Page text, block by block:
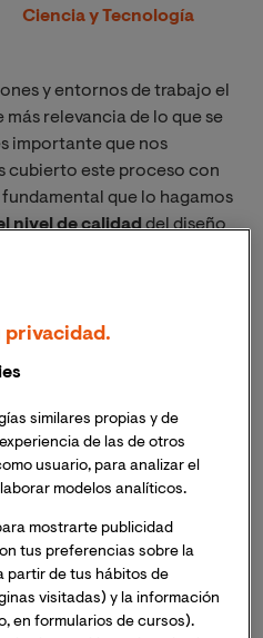
Ciencia y Tecnología
y entornos de trabajo el
relevancia de lo que se
importante que nos
cubierto este proceso con
que lo hagamos
nivel de calidaddel diseño
posteriores, así
en el futuro
de datos. ¿Pero cómo
mejor resultado para
consejos como los
continuación.
gratuita: Lo que
estudiar informática
privacidad.
similares propias y de
de las de otros
usuario, para analizar el
modelos analíticos.
mostrarte publicidad
tus preferencias sobre la
partir de tus hábitos de
visitadas) y la información
en formularios de cursos).